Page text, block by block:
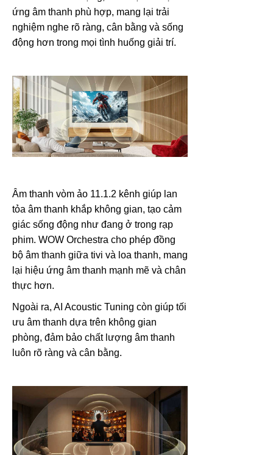
ứng âm thanh phù hợp, mang lại trải
nghiệm nghe rõ ràng, cân bằng và sống
động hơn trong mọi tình huống giải trí.
Âm thanh vòm ảo 11.1.2 kênh giúp lan
tỏa âm thanh khắp không gian, tạo cảm
giác sống động như đang ở trong rạp
phim. WOW Orchestra cho phép đồng
bộ âm thanh giữa tivi và loa thanh, mang
lại hiệu ứng âm thanh mạnh mẽ và chân
thực hơn.
Ngoài ra, AI Acoustic Tuning còn giúp tối
ưu âm thanh dựa trên không gian
phòng, đảm bảo chất lượng âm thanh
luôn rõ ràng và cân bằng.